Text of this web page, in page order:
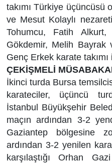
takımı Türkiye üçüncüsü
ve Mesut Kolaylı
Tohumcu, Fatih
Gökdemir, Melih Bayrak
Genç Erkek karate
ÇEKİŞMELİ
İkinci turda Bursa
karateciler, üçüncü
İstanbul Büyükşehir
maçın ardından 3-2
Gaziantep bölgesine
ardından 3-2 yenilen
karşılaştığı Orhan